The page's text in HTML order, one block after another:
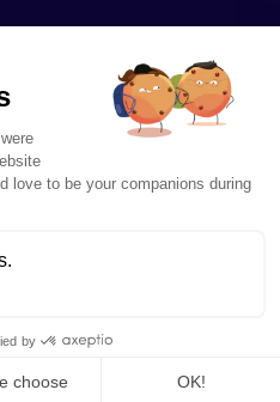
huella de carbono
love to be your companions during
by
choose OK!